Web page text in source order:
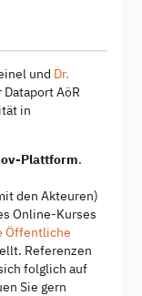
und Dr.
AöR
in
Plattform.
den Akteuren)
Online-Kurses
Öffentliche
Referenzen
folglich auf
Sie gern